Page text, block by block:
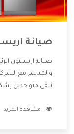
صيانة
صيانة اريستون
والمباشر مع
نبقى متواجدين
الشركة بها والتى
مشاهدة المزيد